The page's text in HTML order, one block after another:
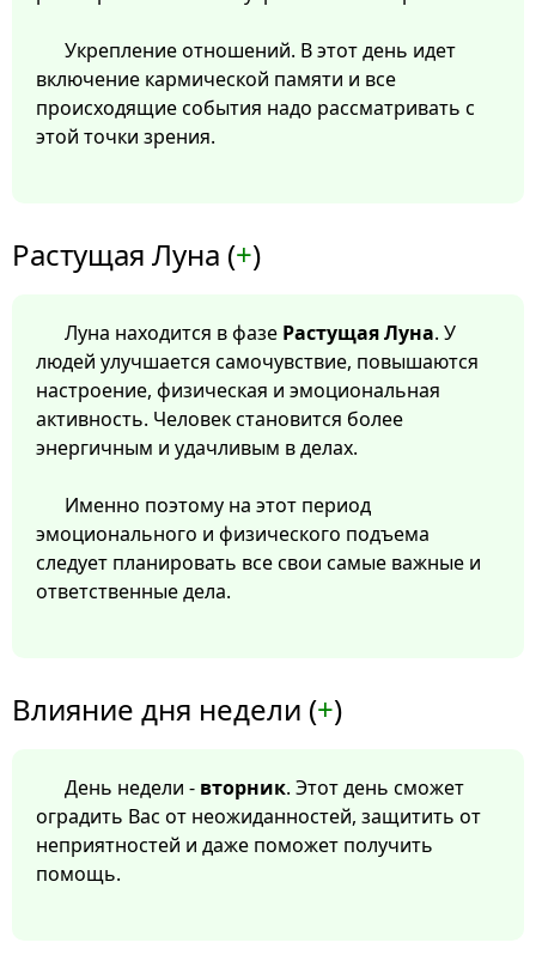
Укрепление отношений. В этот день идет
включение кармической памяти и все
происходящие события надо рассматривать с
этой точки зрения.
Растущая Луна (+)
Луна находится в фазе Растущая Луна. У
людей улучшается самочувствие, повышаются
настроение, физическая и эмоциональная
активность. Человек становится более
энергичным и удачливым в делах.
Именно поэтому на этот период
эмоционального и физического подъема
следует планировать все свои самые важные и
ответственные дела.
Влияние дня недели (+)
День недели - вторник. Этот день сможет
оградить Вас от неожиданностей, защитить от
неприятностей и даже поможет получить
помощь.